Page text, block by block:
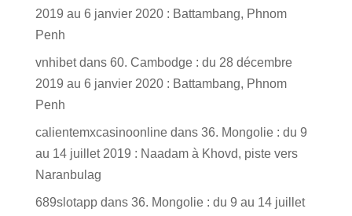
2019 au 6 janvier 2020 : Battambang, Phnom
Penh
vnhibetdans 60. Cambodge : du 28 décembre
2019 au 6 janvier 2020 : Battambang, Phnom
Penh
calientemxcasinoonlinedans 36. Mongolie : du 9
au 14 juillet 2019 : Naadam à Khovd, piste vers
Naranbulag
689slotappdans 36. Mongolie : du 9 au 14 juillet